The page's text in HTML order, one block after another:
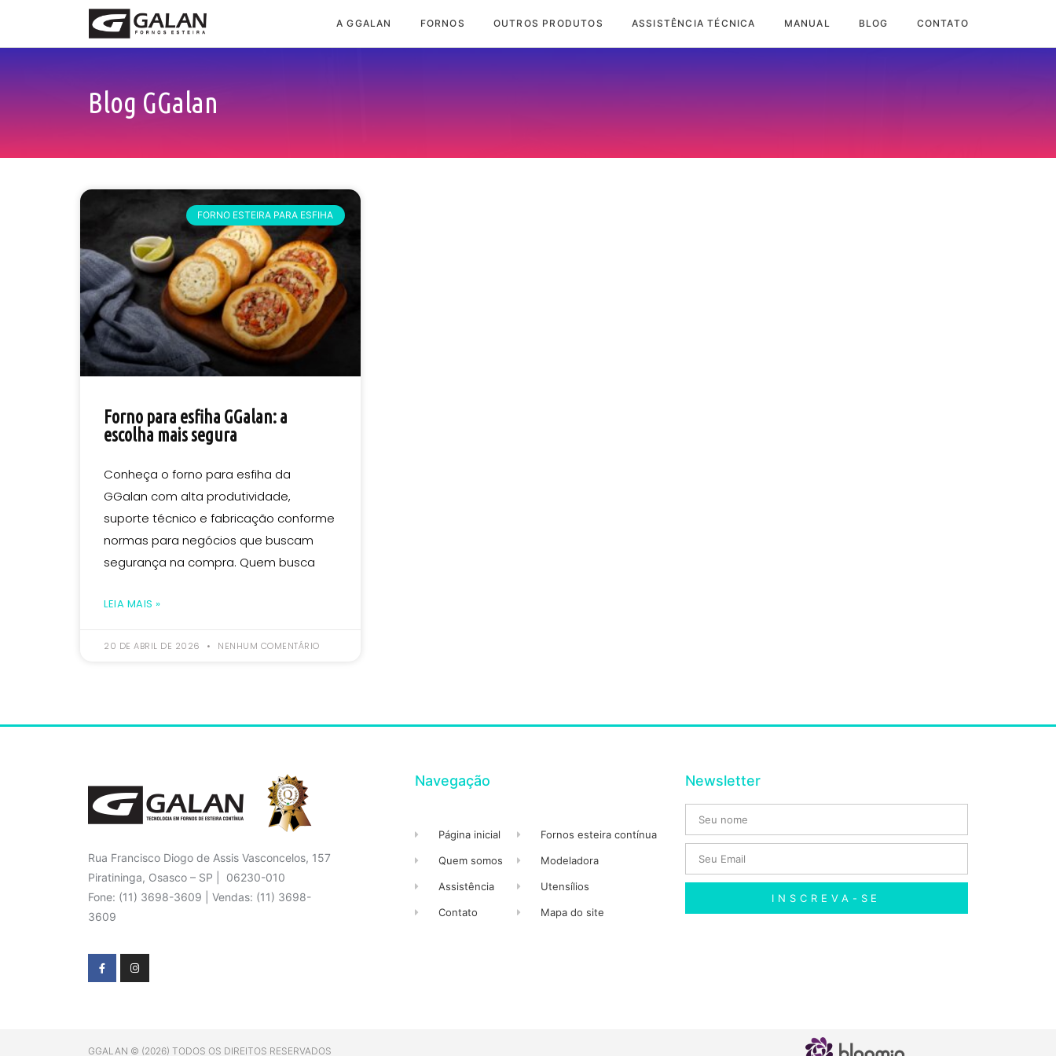
A GGALAN FORNOS OUTROS PRODUTOS ASSISTÊNCIA TÉCNICA MANUAL BLOG CONTATO
Blog GGalan
FORNO ESTEIRA PARA ESFIHA
Forno para esfiha GGalan: a
escolha mais segura
Conheça o forno para esfiha da
GGalan com alta produtividade,
suporte técnico e fabricação conforme
normas para negócios que buscam
segurança na compra. Quem busca
LEIA MAIS »
20 DE ABRIL DE 2026 NENHUM COMENTÁRIO
Rua Francisco Diogo de Assis Vasconcelos, 157
Piratininga, Osasco – SP | 06230-010
Fone: (11) 3698-3609 | Vendas: (11) 3698-
3609
Navegação
Página inicial
Quem somos
Assistência
Contato
Fornos esteira contínua
Modeladora
Utensílios
Mapa do site
Newsletter
INSCREVA-SE
GGALAN © (2026) TODOS OS DIREITOS RESERVADOS